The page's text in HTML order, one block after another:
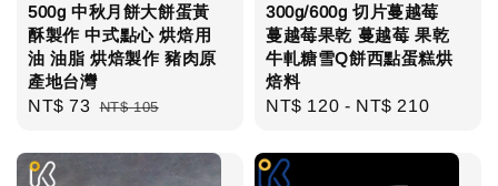
500g 中秋月餅大餅蛋黃
酥製作 中式點心 烘焙用
油 油脂 烘焙製作 豬肉原
產地台灣
Sale
NT$ 73 Regular
NT$ 105
300g/600g 切片蔓越莓
蔓越莓果乾 蔓越莓 果乾
牛軋糖雪Q餅西點蛋糕烘
焙料
Regular
NT$ 120 - NT$ 210